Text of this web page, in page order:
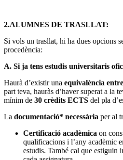
2.ALUMNES DE TRASLLAT:
Si vols un trasllat, hi ha dues opcions
procedència:
A. Si ja tens estudis universitaris
Haurà d’existir una equivalència
part teva, hauràs d’haver superat a la
mínim de 30 crèdits ECTS del pla
La documentació* necessària per al
Certificació acadèmica on
qualificacions i l’any acadèmic
estudis. També cal que estiguin